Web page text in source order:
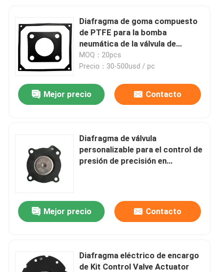
Diafragma de goma compuesto
de PTFE para la bomba
neumática de la válvula de
diafragma
MOQ：20pcs
Precio：30-500usd / pc
Mejor precio Contacto
Diafragma de válvula
personalizable para el control de
presión de precisión en
Mejor precio Contacto
Diafragma eléctrico de encargo
de Kit Control Valve Actuator